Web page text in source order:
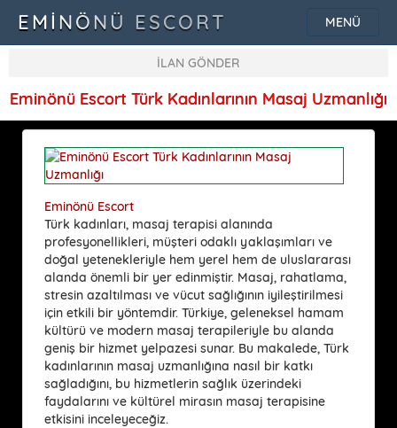
MENÜ
EMINÖNÜ ESCORT
İLAN GÖNDER
Eminönü Escort Türk Kadınlarının Masaj Uzmanlığı
Eminönü Escort
Türk kadınları, masaj terapisi alanında
profesyonellikleri, müşteri odaklı yaklaşımları ve
doğal yetenekleriyle hem yerel hem de uluslararası
alanda önemli bir yer edinmiştir. Masaj, rahatlama,
stresin azaltılması ve vücut sağlığının iyileştirilmesi
için etkili bir yöntemdir. Türkiye, geleneksel hamam
kültürü ve modern masaj terapileriyle bu alanda
geniş bir hizmet yelpazesi sunar. Bu makalede, Türk
kadınlarının masaj uzmanlığına nasıl bir katkı
sağladığını, bu hizmetlerin sağlık üzerindeki
faydalarını ve kültürel mirasın masaj terapisine
etkisini inceleyeceğiz.